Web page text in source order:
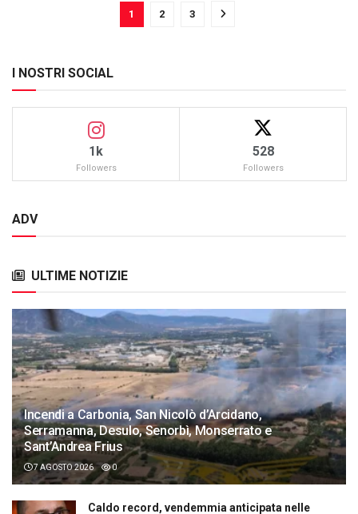
1 2 3
I NOSTRI SOCIAL
1k
Followers
528
Followers
ADV
ULTIME NOTIZIE
Incendi a Carbonia, San Nicolò d’Arcidano,
Serramanna, Desulo, Senorbì, Monserrato e
Sant’Andrea Frius
7 AGOSTO 2026 0
Caldo record, vendemmia anticipata nelle